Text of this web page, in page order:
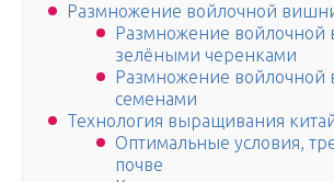
Размножение войлочной
Размножение войлочной
зелёными черенками
Размножение войлочной
семенами
Технология выращивания
Оптимальные условия,
почве